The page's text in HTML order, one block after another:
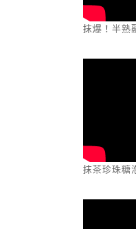
抹爆！半熟
抹茶珍珠糖